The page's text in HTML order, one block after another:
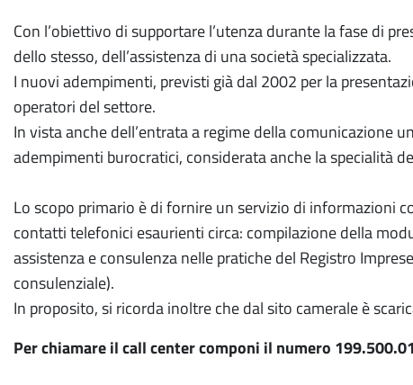
Con l’obiettivo di supportare l’utenza durante la fase di
dello stesso, dell’assistenza di una società specializzata.
I nuovi adempimenti, previsti già dal 2002 per la
operatori del settore.
In vista anche dell’entrata a regime della comunicazione
adempimenti burocratici, considerata anche la specialità
Lo scopo primario è di fornire un servizio di informazioni
contatti telefonici esaurienti circa: compilazione della
assistenza e consulenza nelle pratiche del Registro
consulenziale).
In proposito, si ricorda inoltre che dal sito camerale è
Per chiamare il call center componi il numero